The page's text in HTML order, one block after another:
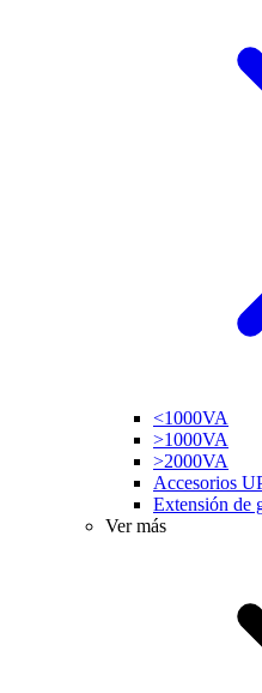
<1000VA
>1000VA
>2000VA
Accesorios
Extensión de
Ver más